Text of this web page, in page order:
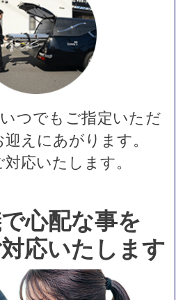
つでもご指定いただ
えにあがります。
応いたします。
心配な事を
応いたします